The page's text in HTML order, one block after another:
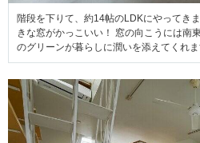
階段を下りて、約14帖のLDKにやってき
きな窓がかっこいい！ 窓の向こうには南
のグリーンが暮らしに潤いを添えてくれま